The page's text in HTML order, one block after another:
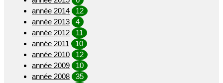
année 2014
12
année 2013
4
année 2012
11
année 2011
10
année 2010
12
année 2009
10
année 2008
35